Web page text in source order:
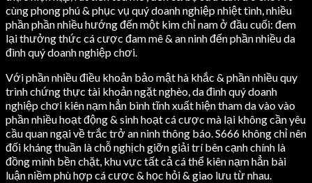
cùng phong phú & phục vụ quý doanh nghiệp nhiệt tình, nhiều
phần phần nhiều hướng đến một kim chỉ nam ở đầu cuối: đem
lại thưởng thức cá cược đam mê & an ninh đến phần nhiều da
đình quý doanh nghiệp chơi.
Với phần nhiều điều khoản bảo mật hà khắc & phần nhiều quy
trình chứng thực tài khoản ngặt nghèo, da đình quý doanh
nghiệp chơi kiên nạm hẳn bình tĩnh xuất hiện tham da vào vào
phần nhiều hoạt động & sinh hoạt cá cược mà lại không cần yêu
cầu quan ngại về trắc trở an ninh thông báo. S666 không chỉ nên
đối kháng thuần là chỗ nghịch giỡn giải trí bên cạnh chính là
đồng minh bền chặt, khu vực tất cả cá thể kiên nạm hẳn bài
luận niềm phù hợp cá cược & học hỏi & giao lưu từ nhau.